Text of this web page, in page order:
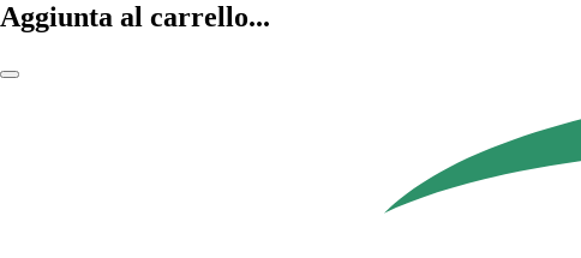
Aggiunta al carrello...